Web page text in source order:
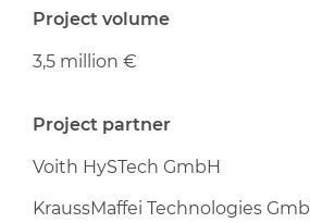
Project volume
3,5 million €
Project partner
Voith HySTech GmbH
KraussMaffei Technologies